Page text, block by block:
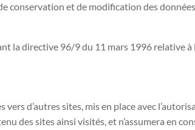
conservation et de modification des
la directive 96/9 du 11 mars 1996 relative
d’autres sites, mis en place avec
des sites ainsi visités, et n’assumera en